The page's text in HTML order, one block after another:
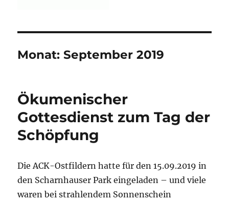
Monat:September 2019
Ökumenischer
Gottesdienst zum Tag der
Schöpfung
Die ACK-Ostfildern hatte für den 15.09.2019 in
den Scharnhauser Park eingeladen – und viele
waren bei strahlendem Sonnenschein